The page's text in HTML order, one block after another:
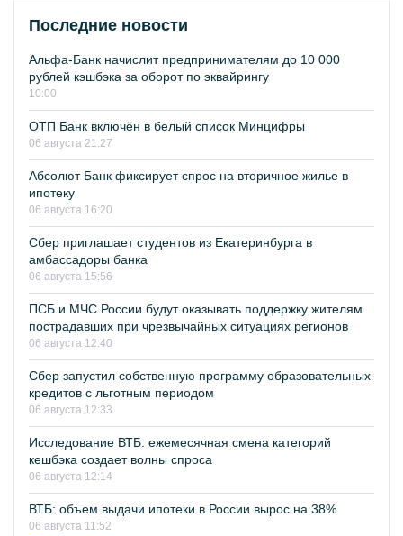
Последние новости
Альфа-Банк начислит предпринимателям до 10 000
рублей кэшбэка за оборот по эквайрингу
10:00
ОТП Банк включён в белый список Минцифры
06 августа 21:27
Абсолют Банк фиксирует спрос на вторичное жилье в
ипотеку
06 августа 16:20
Сбер приглашает студентов из Екатеринбурга в
амбассадоры банка
06 августа 15:56
ПСБ и МЧС России будут оказывать поддержку жителям
пострадавших при чрезвычайных ситуациях регионов
06 августа 12:40
Сбер запустил собственную программу образовательных
кредитов с льготным периодом
06 августа 12:33
Исследование ВТБ: ежемесячная смена категорий
кешбэка создает волны спроса
06 августа 12:14
ВТБ: объем выдачи ипотеки в России вырос на 38%
06 августа 11:52